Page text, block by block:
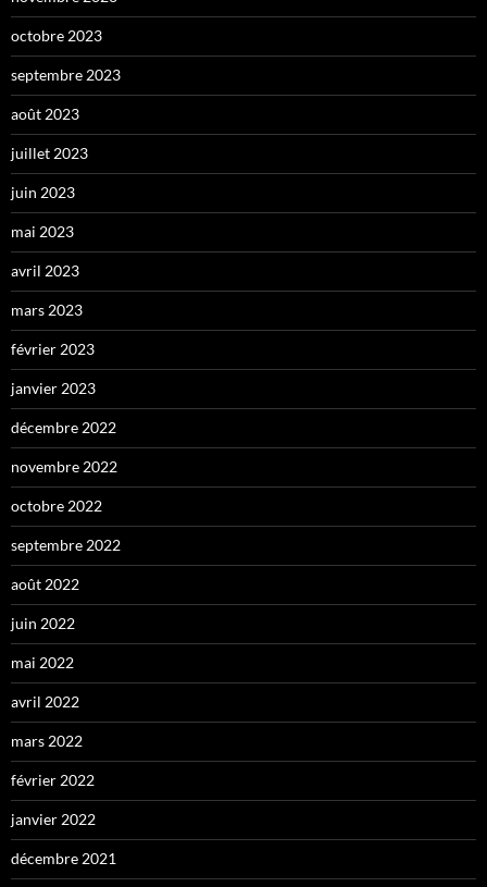
octobre 2023
septembre 2023
août 2023
juillet 2023
juin 2023
mai 2023
avril 2023
mars 2023
février 2023
janvier 2023
décembre 2022
novembre 2022
octobre 2022
septembre 2022
août 2022
juin 2022
mai 2022
avril 2022
mars 2022
février 2022
janvier 2022
décembre 2021